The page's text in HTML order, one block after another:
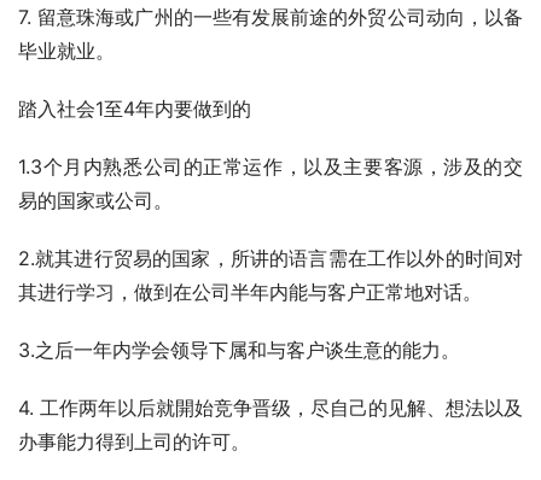
7. 留意珠海或广州的一些有发展前途的外贸公司动向，以备
毕业就业。
踏入社会1至4年内要做到的
1.3个月内熟悉公司的正常运作，以及主要客源，涉及的交
易的国家或公司。
2.就其进行贸易的国家，所讲的语言需在工作以外的时间对
其进行学习，做到在公司半年内能与客户正常地对话。
3.之后一年内学会领导下属和与客户谈生意的能力。
4. 工作两年以后就開始竞争晋级，尽自己的见解、想法以及
办事能力得到上司的许可。